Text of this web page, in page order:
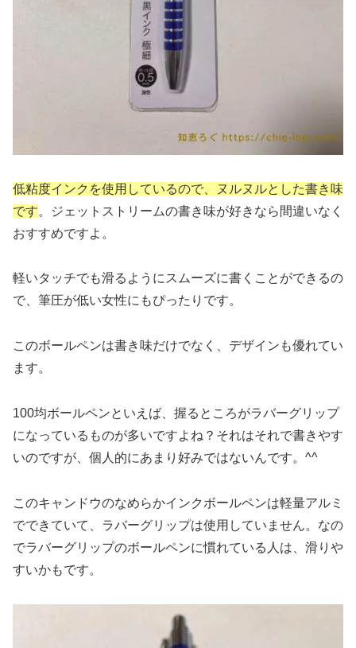
低粘度インクを使用しているので、ヌルヌルとした書き味
です。ジェットストリームの書き味が好きなら間違いなく
おすすめですよ。
軽いタッチでも滑るようにスムーズに書くことができるの
で、筆圧が低い女性にもぴったりです。
このボールペンは書き味だけでなく、デザインも優れてい
ます。
100均ボールペンといえば、握るところがラバーグリップ
になっているものが多いですよね？それはそれで書きやす
いのですが、個人的にあまり好みではないんです。^^
このキャンドウのなめらかインクボールペンは軽量アルミ
でできていて、ラバーグリップは使用していません。なの
でラバーグリップのボールペンに慣れている人は、滑りや
すいかもです。